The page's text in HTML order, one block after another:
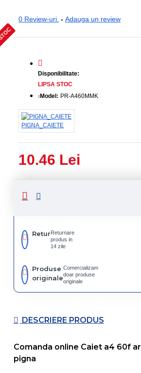
0 Review-uri. - Adauga un review
10.46 Lei
Disponibilitate:
LIPSA STOC
Model: PR-A460MMK
PIGNA_CAIETE
Livrare
rapida
ReturReturnare
produs in
14 zile
Produse
originale
Comercializam
doar produse
originale
DESCRIERE PRODUS
Comanda online Caiet a4 60f
pigna